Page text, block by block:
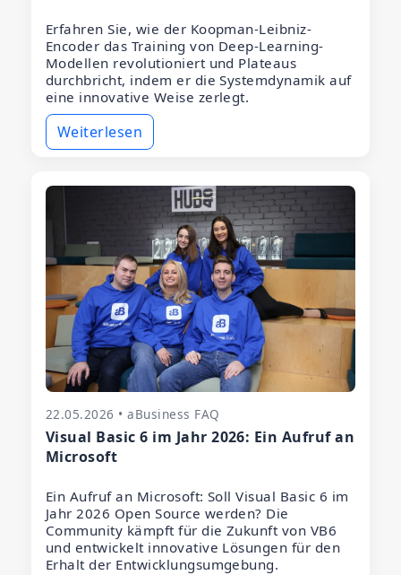
Erfahren Sie, wie der Koopman-Leibniz-
Encoder das Training von Deep-Learning-
Modellen revolutioniert und Plateaus
durchbricht, indem er die Systemdynamik auf
eine innovative Weise zerlegt.
Weiterlesen
22.05.2026 • aBusiness FAQ
Visual Basic 6 im Jahr 2026: Ein Aufruf an
Microsoft
Ein Aufruf an Microsoft: Soll Visual Basic 6 im
Jahr 2026 Open Source werden? Die
Community kämpft für die Zukunft von VB6
und entwickelt innovative Lösungen für den
Erhalt der Entwicklungsumgebung.